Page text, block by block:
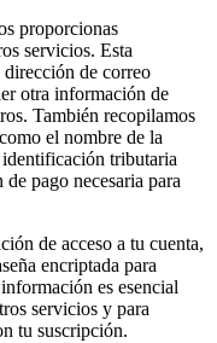
proporcionas
servicios. Esta
de correo
otra información de
También recopilamos
el nombre de la
tributaria
pago necesaria para
de acceso a tu cuenta,
encriptada para
es esencial
servicios y para
tu suscripción.